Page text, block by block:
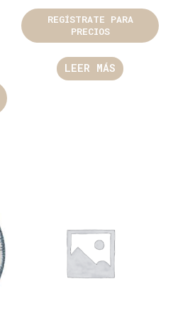
REGÍSTRATE PARA
PRECIOS
LEER MÁS